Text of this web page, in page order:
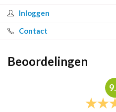
Inloggen
Contact
Beoordelingen